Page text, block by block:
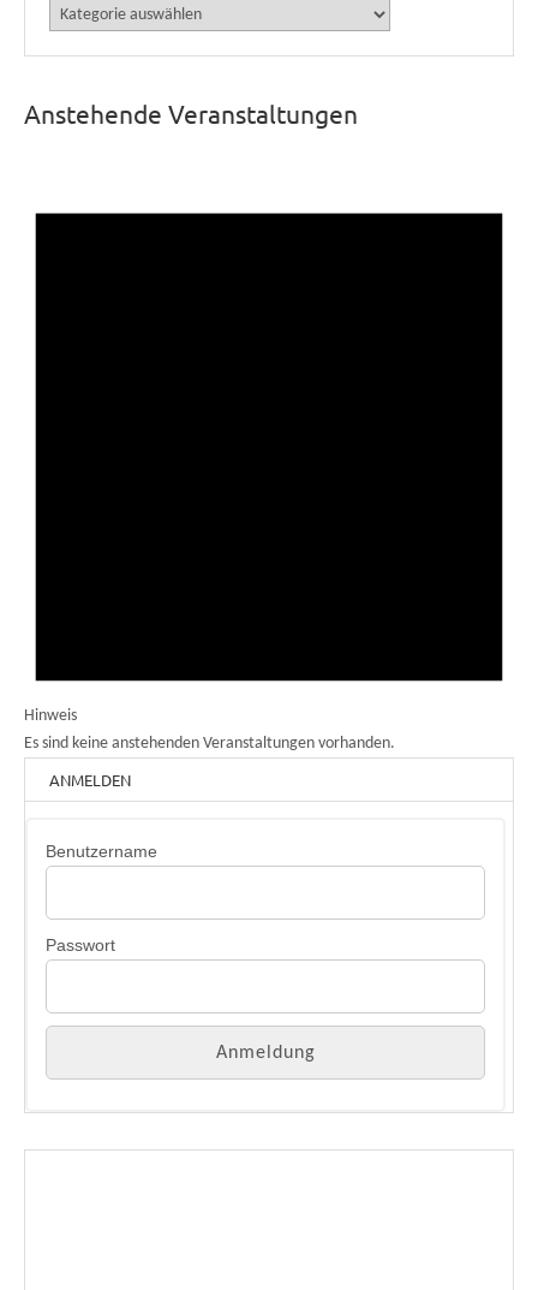
Kategorien
Anstehende Veranstaltungen
Hinweis
Es sind keine anstehenden Veranstaltungen vorhanden.
ANMELDEN
Benutzername
Passwort